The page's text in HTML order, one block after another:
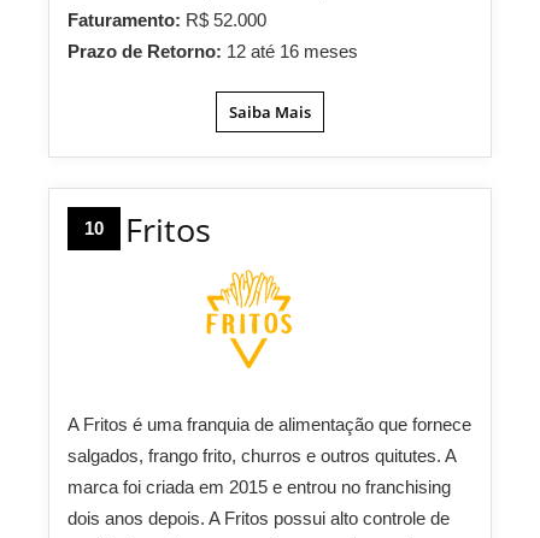
Faturamento: R$ 52.000
Prazo de Retorno: 12 até 16 meses
Saiba Mais
10 Fritos
A Fritos é uma franquia de alimentação que fornece
salgados, frango frito, churros e outros quitutes. A
marca foi criada em 2015 e entrou no franchising
dois anos depois. A Fritos possui alto controle de